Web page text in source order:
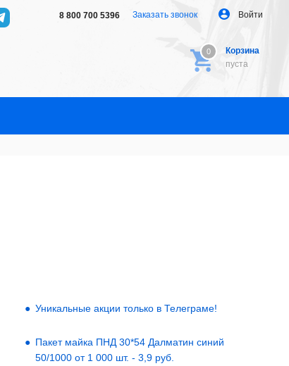
Войти
8 800 700 5396 Заказать звонок
Корзина
0
пуста
0
Уникальные акции только в Телеграме!
Пакет майка ПНД 30*54 Далматин синий
50/1000 от 1 000 шт. - 3,9 руб.